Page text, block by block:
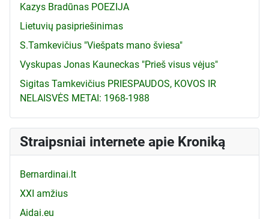
Kazys Bradūnas POEZIJA
Lietuvių pasipriešinimas
S.Tamkevičius "Viešpats mano šviesa"
Vyskupas Jonas Kauneckas "Prieš visus vėjus"
Sigitas Tamkevičius PRIESPAUDOS, KOVOS IR
NELAISVĖS METAI: 1968-1988
Straipsniai internete apie Kroniką
Bernardinai.lt
XXI amžius
Aidai.eu